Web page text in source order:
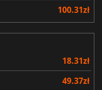
100.31zł
18.31zł
49.37zł